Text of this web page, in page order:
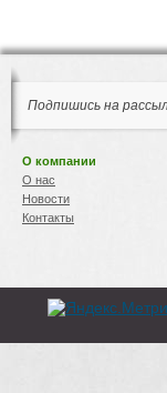
Подпишись на
О компании
О нас
Новости
Контакты